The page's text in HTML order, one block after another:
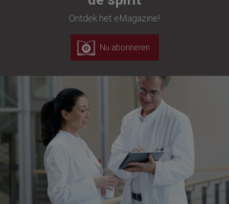
Ontdek het eMagazine!
Nu abonneren